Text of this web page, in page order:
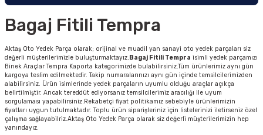
Bagaj Fitili Tempra
Aktaş Oto Yedek Parça olarak; orijinal ve muadil yan sanayi oto yedek parçaları siz
değerli müşterilerimizle buluşturmaktayız.Bagaj Fitili Tempra isimli yedek parçamızı
Binek Araçlar Tempra Kaporta kategorimizde bulabilirsiniz.Tüm ürünlerimiz aynı gün
kargoya teslim edilmektedir. Takip numaralarınızı aynı gün içinde temsilcilerimizden
alabilirsiniz. Ürün isimlerinde yedek parçaların uyumlu olduğu araçlar açıkça
belirtilmiştir. Ancak tereddüt ediyorsanız temsilcilerimiz aracılığı ile uyum
sorgulaması yapabilirsiniz.Rekabetçi fiyat politikamız sebebiyle ürünlerimizin
fiyatları uygun tutulmaktadır. Toplu ürün siparişleriniz için listelerinizi iletirseniz özel
çalışma sağlayabilriz.Aktaş Oto Yedek Parça olarak siz değerli müşterilerimizin hep
yanındayız.